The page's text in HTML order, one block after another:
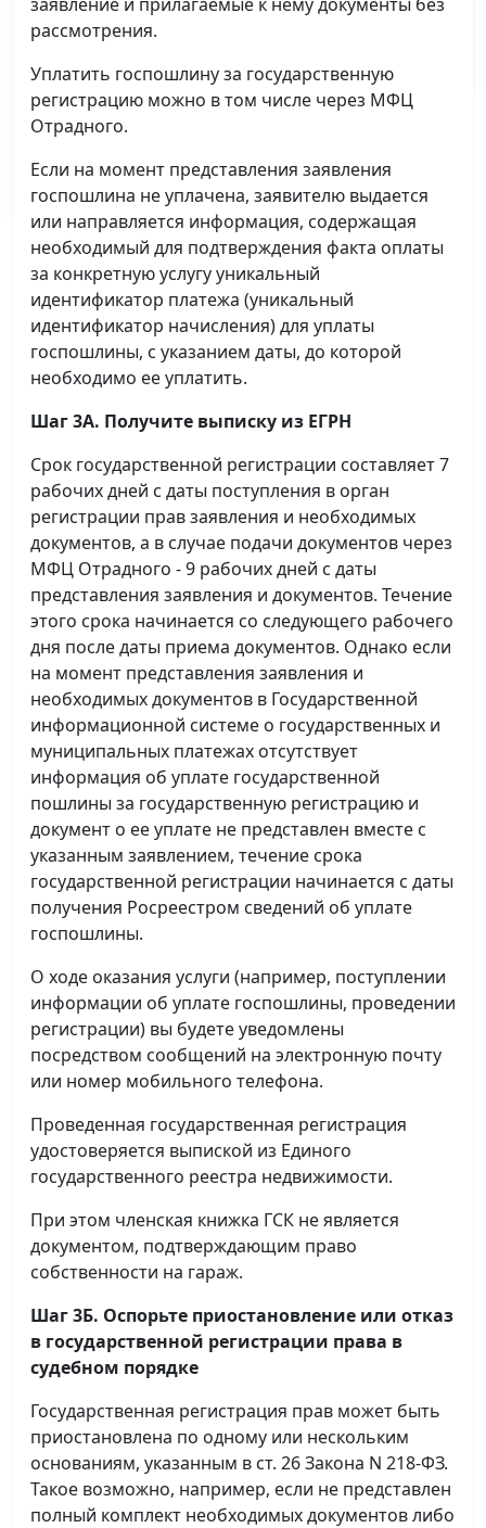
рассмотрения.
Уплатить госпошлину за государственную
регистрацию можно в том числе через МФЦ
Отрадного.
Если на момент представления заявления
госпошлина не уплачена, заявителю выдается
или направляется информация, содержащая
необходимый для подтверждения факта оплаты
за конкретную услугу уникальный
идентификатор платежа (уникальный
идентификатор начисления) для уплаты
госпошлины, с указанием даты, до которой
необходимо ее уплатить.
Шаг 3А. Получите выписку из ЕГРН
Срок государственной регистрации составляет 7
рабочих дней с даты поступления в орган
регистрации прав заявления и необходимых
документов, а в случае подачи документов через
МФЦ Отрадного - 9 рабочих дней с даты
представления заявления и документов. Течение
этого срока начинается со следующего рабочего
дня после даты приема документов. Однако если
на момент представления заявления и
необходимых документов в Государственной
информационной системе о государственных и
муниципальных платежах отсутствует
информация об уплате государственной
пошлины за государственную регистрацию и
документ о ее уплате не представлен вместе с
указанным заявлением, течение срока
государственной регистрации начинается с даты
получения Росреестром сведений об уплате
госпошлины.
О ходе оказания услуги (например, поступлении
информации об уплате госпошлины, проведении
регистрации) вы будете уведомлены
посредством сообщений на электронную почту
или номер мобильного телефона.
Проведенная государственная регистрация
удостоверяется выпиской из Единого
государственного реестра недвижимости.
При этом членская книжка ГСК не является
документом, подтверждающим право
собственности на гараж.
Шаг 3Б. Оспорьте приостановление или отказ
в государственной регистрации права в
судебном порядке
Государственная регистрация прав может быть
приостановлена по одному или нескольким
основаниям, указанным в ст. 26 Закона N 218-ФЗ.
Такое возможно, например, если не представлен
полный комплект необходимых документов либо